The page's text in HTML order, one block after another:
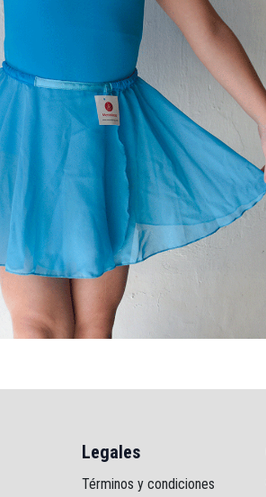
Legales
Términos y condiciones